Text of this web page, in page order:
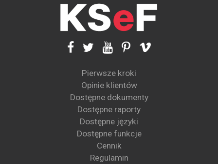
Pierwsze kroki
Opinie klientów
Dostępne dokumenty
Dostępne raporty
Dostępne języki
Dostępne funkcje
Cennik
Regulamin